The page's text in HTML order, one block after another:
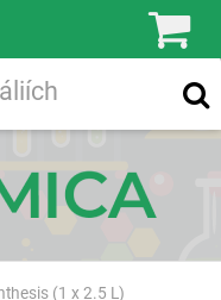
(1 x 2.5 L)